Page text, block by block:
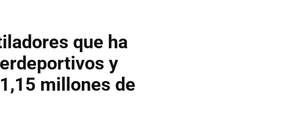
que ha
y
millones de